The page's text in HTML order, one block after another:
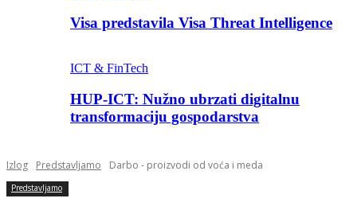
Visa predstavila Visa Threat Intelligence
ICT & FinTech
HUP-ICT: Nužno ubrzati digitalnu
transformaciju gospodarstva
Izlog Predstavljamo Darbo - proizvodi od voća i meda
Predstavljamo